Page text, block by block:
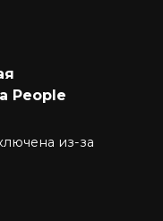
People
из-за